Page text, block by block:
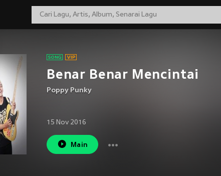
Benar Benar Mencintai
Poppy Punky
15 Nov 2016
Main